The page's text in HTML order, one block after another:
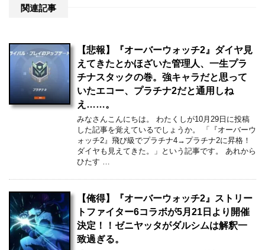
関連記事
【悲報】『オーバーウォッチ2』ダイヤ見
えてきたとかほざいた管理人、一生プラ
チナスタックの巻。強キャラだと思って
いたエコー、プラチナ2だと通用しね
え……。
みなさんこんにちは。 わたくしが10月29日に投稿
した記事を覚えているでしょうか。 「『オーバーウ
ォッチ2』飛び級でプラチナ4→プラチナ2に昇格！
ダイヤも見えてきた。」という記事です。 あれから
ひたす …
【俺得】『オーバーウォッチ2』ストリー
トファイター6コラボが5月21日より開催
決定！！ゼニヤッタがダルシムは解釈一
致過ぎる。